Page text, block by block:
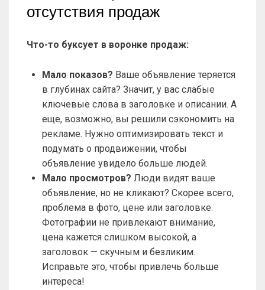
отсутствия продаж
Что-то буксует в воронке продаж:
Мало показов? Ваше объявление теряется
в глубинах сайта? Значит, у вас слабые
ключевые слова в заголовке и описании. А
еще, возможно, вы решили сэкономить на
рекламе. Нужно оптимизировать текст и
подумать о продвижении, чтобы
объявление увидело больше людей.
Мало просмотров? Люди видят ваше
объявление, но не кликают? Скорее всего,
проблема в фото, цене или заголовке.
Фотографии не привлекают внимание,
цена кажется слишком высокой, а
заголовок — скучным и безликим.
Исправьте это, чтобы привлечь больше
интереса!